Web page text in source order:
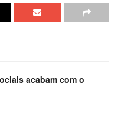
acabam com o